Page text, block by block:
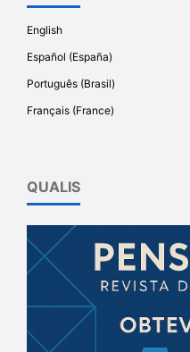
English
Español (España)
Português (Brasil)
Français (France)
QUALIS